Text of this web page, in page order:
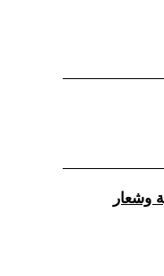
وشعار